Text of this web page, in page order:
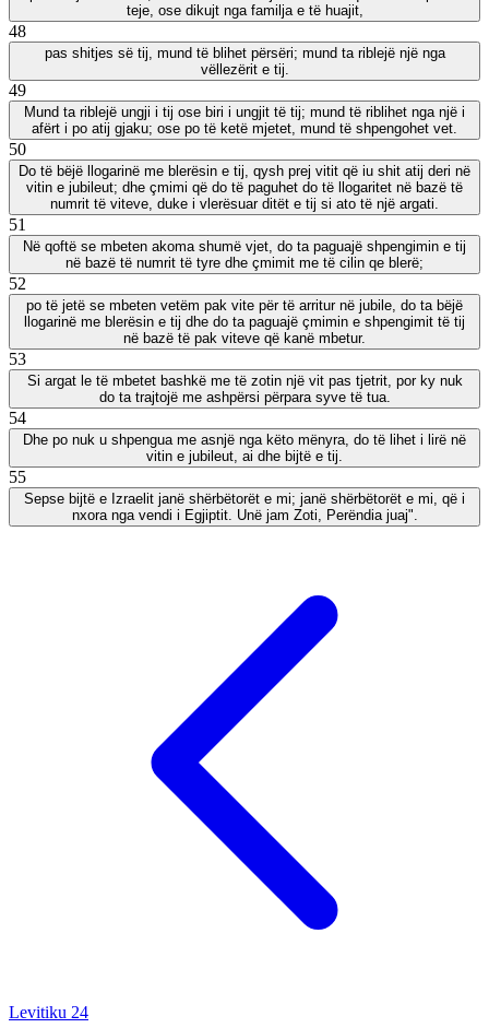
teje, ose dikujt nga familja e të huajit,
48
pas shitjes së tij, mund të blihet përsëri; mund ta riblejë një nga
vëllezërit e tij.
49
Mund ta riblejë ungji i tij ose biri i ungjit të tij; mund të riblihet nga një i
afërt i po atij gjaku; ose po të ketë mjetet, mund të shpengohet vet.
50
Do të bëjë llogarinë me blerësin e tij, qysh prej vitit që iu shit atij deri në
vitin e jubileut; dhe çmimi që do të paguhet do të llogaritet në bazë të
numrit të viteve, duke i vlerësuar ditët e tij si ato të një argati.
51
Në qoftë se mbeten akoma shumë vjet, do ta paguajë shpengimin e tij
në bazë të numrit të tyre dhe çmimit me të cilin qe blerë;
52
po të jetë se mbeten vetëm pak vite për të arritur në jubile, do ta bëjë
llogarinë me blerësin e tij dhe do ta paguajë çmimin e shpengimit të tij
në bazë të pak viteve që kanë mbetur.
53
Si argat le të mbetet bashkë me të zotin një vit pas tjetrit, por ky nuk
do ta trajtojë me ashpërsi përpara syve të tua.
54
Dhe po nuk u shpengua me asnjë nga këto mënyra, do të lihet i lirë në
vitin e jubileut, ai dhe bijtë e tij.
55
Sepse bijtë e Izraelit janë shërbëtorët e mi; janë shërbëtorët e mi, që i
nxora nga vendi i Egjiptit. Unë jam Zoti, Perëndia juaj".
Levitiku 24